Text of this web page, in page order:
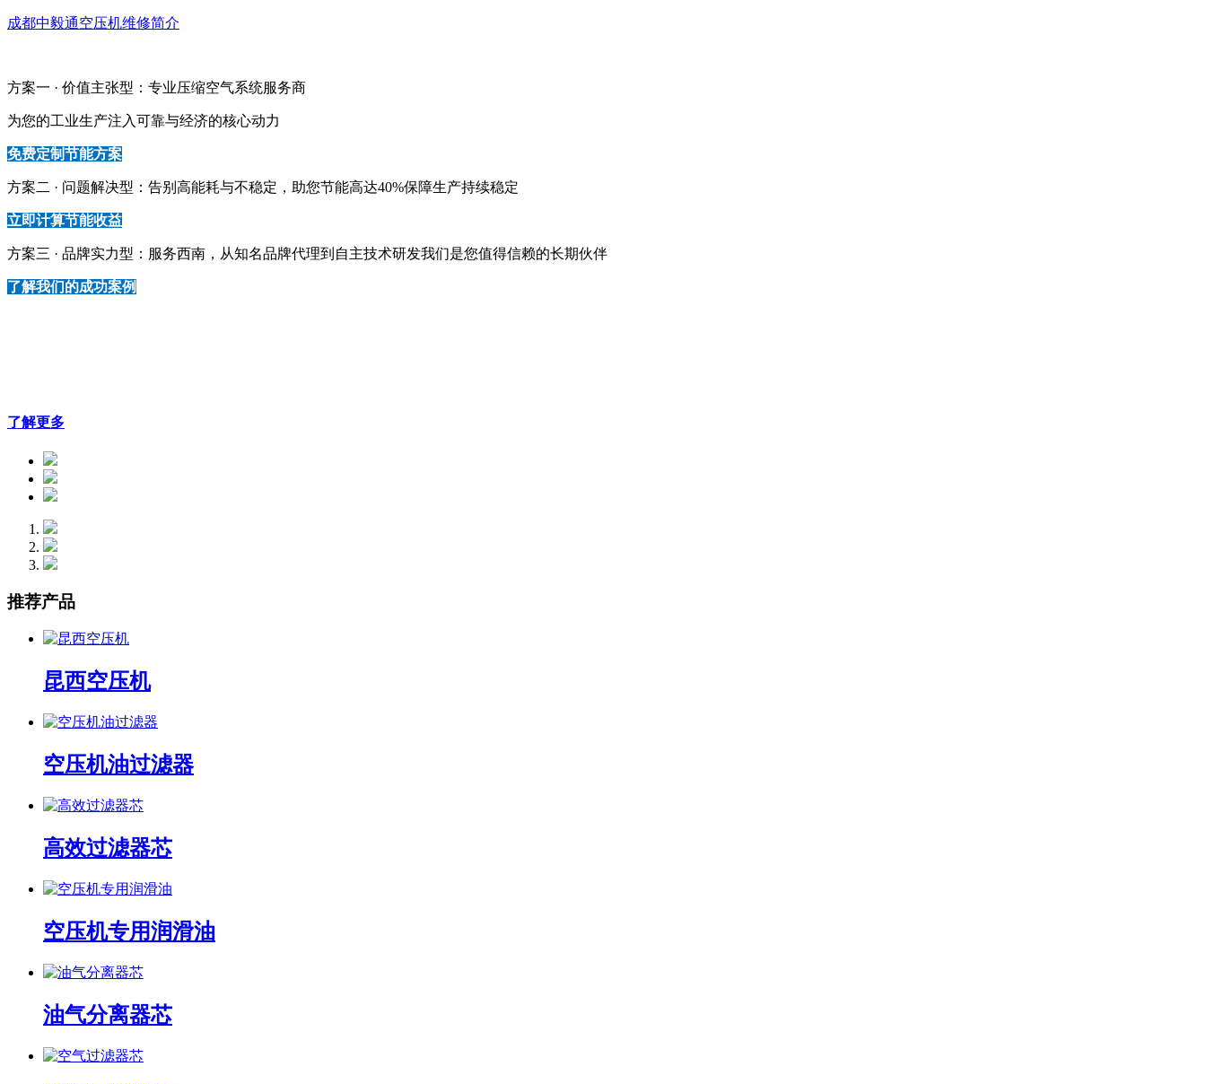
成都中毅通空压机维修简介
方案一 · 价值主张型：专业压缩空气系统服务商
为您的工业生产注入可靠与 经济的核心动力
免费定制节能方案
方案二 · 问题解决型：告别高能耗与不稳定，助您节能高达40% 保障生产持续稳定
立即计算节能收益
方案三 · 品牌实力型：服务西南，从知名品牌代理到自主技术研发 我们是您值得信赖的长期伙伴
了解我们的成功案例
了解更多
推荐产品
昆西空压机
空压机油过滤器
高效过滤器芯
空压机专用润滑油
油气分离器芯